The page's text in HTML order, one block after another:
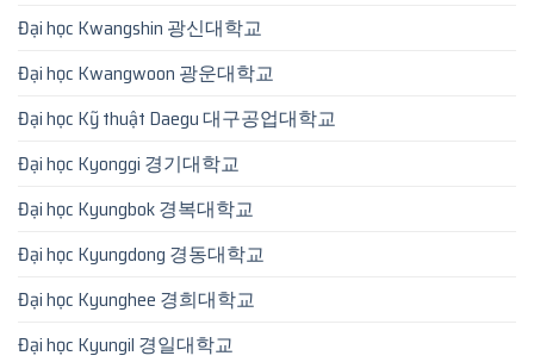
Đại học Kwangshin 광신대학교
Đại học Kwangwoon 광운대학교
Đại học Kỹ thuật Daegu 대구공업대학교
Đại học Kyonggi 경기대학교
Đại học Kyungbok 경복대학교
Đại học Kyungdong 경동대학교
Đại học Kyunghee 경희대학교
Đại học Kyungil 경일대학교